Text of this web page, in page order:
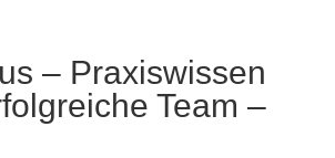
– Praxiswissen
Team –